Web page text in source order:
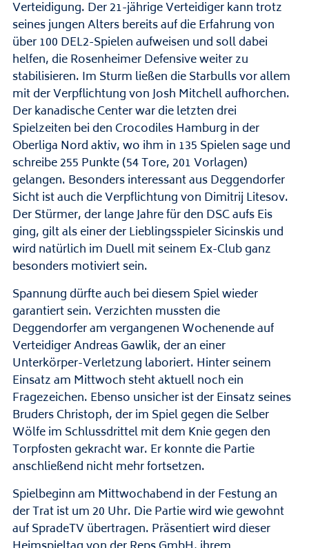
Verteidigung. Der 21-jährige Verteidiger kann trotz
seines jungen Alters bereits auf die Erfahrung von
über 100 DEL2-Spielen aufweisen und soll dabei
helfen, die Rosenheimer Defensive weiter zu
stabilisieren. Im Sturm ließen die Starbulls vor allem
mit der Verpflichtung von Josh Mitchell aufhorchen.
Der kanadische Center war die letzten drei
Spielzeiten bei den Crocodiles Hamburg in der
Oberliga Nord aktiv, wo ihm in 135 Spielen sage und
schreibe 255 Punkte (54 Tore, 201 Vorlagen)
gelangen. Besonders interessant aus Deggendorfer
Sicht ist auch die Verpflichtung von Dimitrij Litesov.
Der Stürmer, der lange Jahre für den DSC aufs Eis
ging, gilt als einer der Lieblingsspieler Sicinskis und
wird natürlich im Duell mit seinem Ex-Club ganz
besonders motiviert sein.
Spannung dürfte auch bei diesem Spiel wieder
garantiert sein. Verzichten mussten die
Deggendorfer am vergangenen Wochenende auf
Verteidiger Andreas Gawlik, der an einer
Unterkörper-Verletzung laboriert. Hinter seinem
Einsatz am Mittwoch steht aktuell noch ein
Fragezeichen. Ebenso unsicher ist der Einsatz seines
Bruders Christoph, der im Spiel gegen die Selber
Wölfe im Schlussdrittel mit dem Knie gegen den
Torpfosten gekracht war. Er konnte die Partie
anschließend nicht mehr fortsetzen.
Spielbeginn am Mittwochabend in der Festung an
der Trat ist um 20 Uhr. Die Partie wird wie gewohnt
auf SpradeTV übertragen. Präsentiert wird dieser